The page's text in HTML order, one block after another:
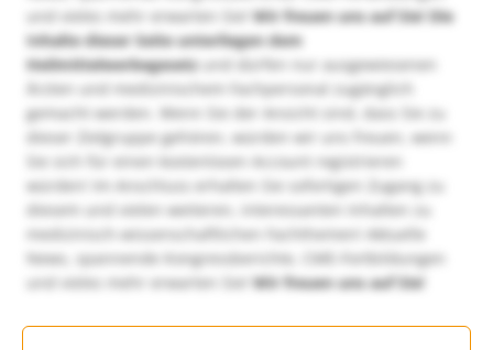
und vieles mehr erwarten Sie!Wir freuen uns auf Sie! Die
Inhalte dieser Seite unterliegen dem
Heilmittelwerbegesetzund dürfen nur ausgewiesenen
Ärzten und medizinischem Fachpersonal zugänglich
gemacht werden. Wenn Sie der Ansicht sind, dass Sie zu
dieser Zielgruppe gehören, würden wir uns freuen, wenn
Sie sich für einen kostenlosen Account registrieren
würden! Im Anschluss erhalten Sie sofortigen Zugang zu
diesem und vielen weiteren, interessanten Inhalten zu
medizinisch-wissenschaftlichen Fachthemen! Aktuelle
News, spannende Kongressberichte, CME-Fortbildungen
und vieles mehr erwarten Sie!Wir freuen uns auf Sie!